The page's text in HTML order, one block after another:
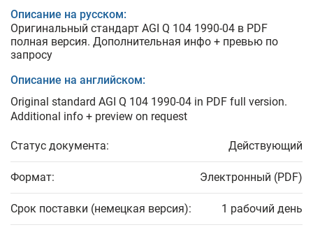
Описание на русском:
Оригинальный стандарт AGI Q 104 1990-04 в PDF
полная версия. Дополнительная инфо + превью по
запросу
Описание на английском:
Original standard AGI Q 104 1990-04 in PDF full version.
Additional info + preview on request
Статус документа: Действующий
Формат: Электронный (PDF)
Срок поставки (немецкая версия): 1 рабочий день